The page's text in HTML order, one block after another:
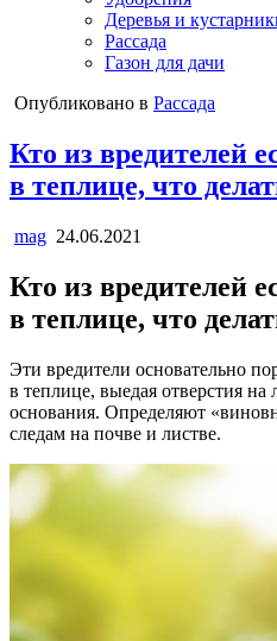
Деревья и
Рассада
Газон для дачи
Опубликовано в Рассада
Кто из вредителей
в теплице, что
mag 24.06.2021
Кто из вредителей
в теплице, что
Эти вредители основательно
в теплице, выедая отверстия на
основания. Определяют
следам на почве и листве.